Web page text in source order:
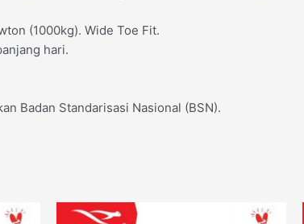
(1000kg). Wide Toe Fit.
hari.
Badan Standarisasi Nasional (BSN).